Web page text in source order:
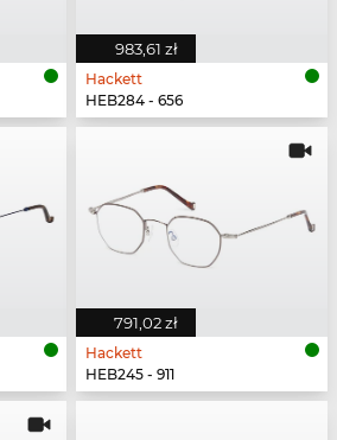
983,61 zł
Hackett
HEB284 - 656
791,02 zł
Hackett
HEB245 - 911